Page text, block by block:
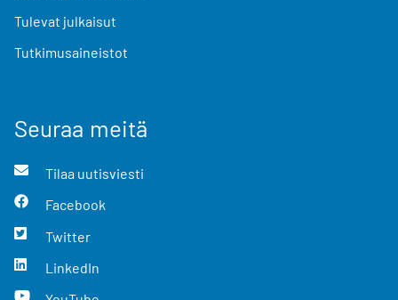
Tulevat julkaisut
Tutkimusaineistot
Seuraa meitä
Tilaa uutisviesti
Facebook
Twitter
LinkedIn